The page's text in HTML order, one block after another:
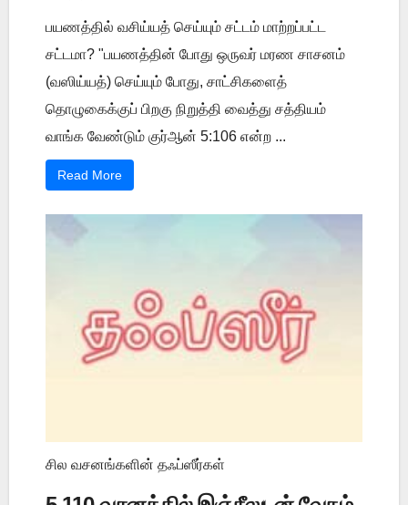
பயணத்தில் வசிய்யத் செய்யும் சட்டம் மாற்றப்பட்ட
சட்டமா? "பயணத்தின் போது ஒருவர் மரண சாசனம்
(வஸிய்யத்) செய்யும் போது, சாட்சிகளைத்
தொழுகைக்குப் பிறகு நிறுத்தி வைத்து சத்தியம்
வாங்க வேண்டும் குர்ஆன் 5:106 என்ற ...
Read More
சில வசனங்களின் தஃப்ஸீர்கள்